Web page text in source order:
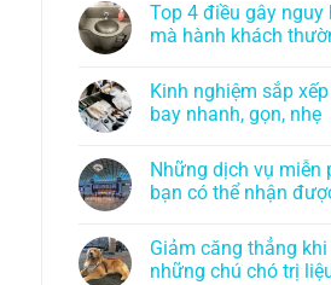
Top 4 điều gây nguy
mà hành khách
Kinh nghiệm sắp
bay nhanh, gọn, nhẹ
Những dịch vụ miễn
bạn có thể nhận
Giảm căng thẳng
những chú chó trị